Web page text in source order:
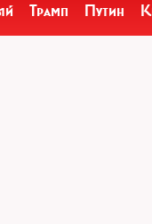
Трамп Путин